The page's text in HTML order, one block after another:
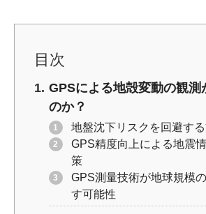
目次
GPSによる地殻変動の観測
のか？
地盤沈下リスクを回避す
GPS精度向上による地震
策
GPS測量技術が地球規模
す可能性